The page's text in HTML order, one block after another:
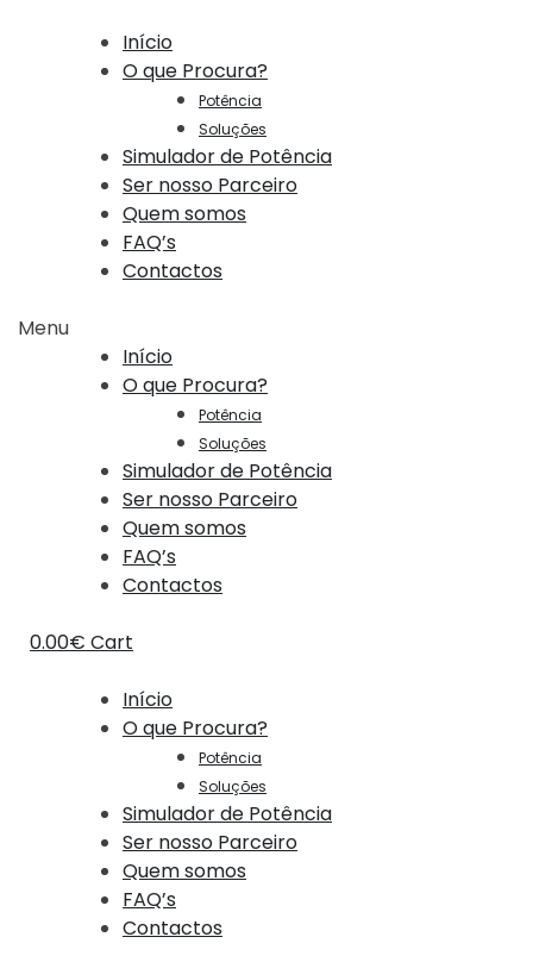
Início
O que Procura?
Potência
Soluções
Simulador de Potência
Ser nosso Parceiro
Quem somos
FAQ’s
Contactos
Menu
Início
O que Procura?
Potência
Soluções
Simulador de Potência
Ser nosso Parceiro
Quem somos
FAQ’s
Contactos
0.00€ Cart
Início
O que Procura?
Potência
Soluções
Simulador de Potência
Ser nosso Parceiro
Quem somos
FAQ’s
Contactos